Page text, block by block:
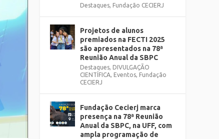
Destaques, Fundação CECIERJ
Projetos de alunos
premiados na FECTI 2025
são apresentados na 78ª
Reunião Anual da SBPC
Destaques, DIVULGAÇÃO
CIENTÍFICA, Eventos, Fundação
CECIERJ
Fundação Cecierj marca
presença na 78ª Reunião
Anual da SBPC, na UFF, com
ampla programação de